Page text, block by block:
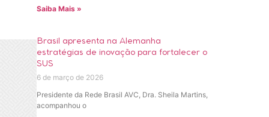
Saiba Mais »
Brasil apresenta na Alemanha
estratégias de inovação para fortalecer o
SUS
6 de março de 2026
Presidente da Rede Brasil AVC, Dra. Sheila Martins,
acompanhou o